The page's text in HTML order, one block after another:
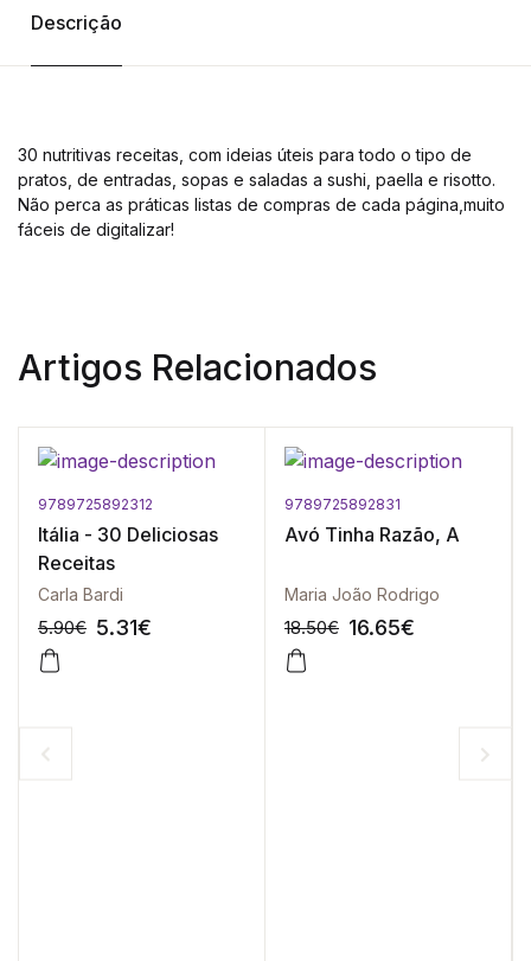
Descrição
30 nutritivas receitas, com ideias úteis para todo o tipo de
pratos, de entradas, sopas e saladas a sushi, paella e risotto.
Não perca as práticas listas de compras de cada página,muito
fáceis de digitalizar!
Artigos Relacionados
9789725892312
Itália - 30 Deliciosas
Receitas
Carla Bardi
5.90€ 5.31€
-10%
9789725892831
Avó Tinha Razão, A
Maria João Rodrigo
18.50€ 16.65€